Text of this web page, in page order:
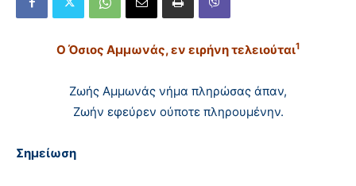
O Όσιος Αμμωνάς, εν ειρήνη τελειούται1
Ζωής Aμμωνάς νήμα πληρώσας άπαν,
Ζωήν εφεύρεν ούποτε πληρουμένην.
Σημείωση